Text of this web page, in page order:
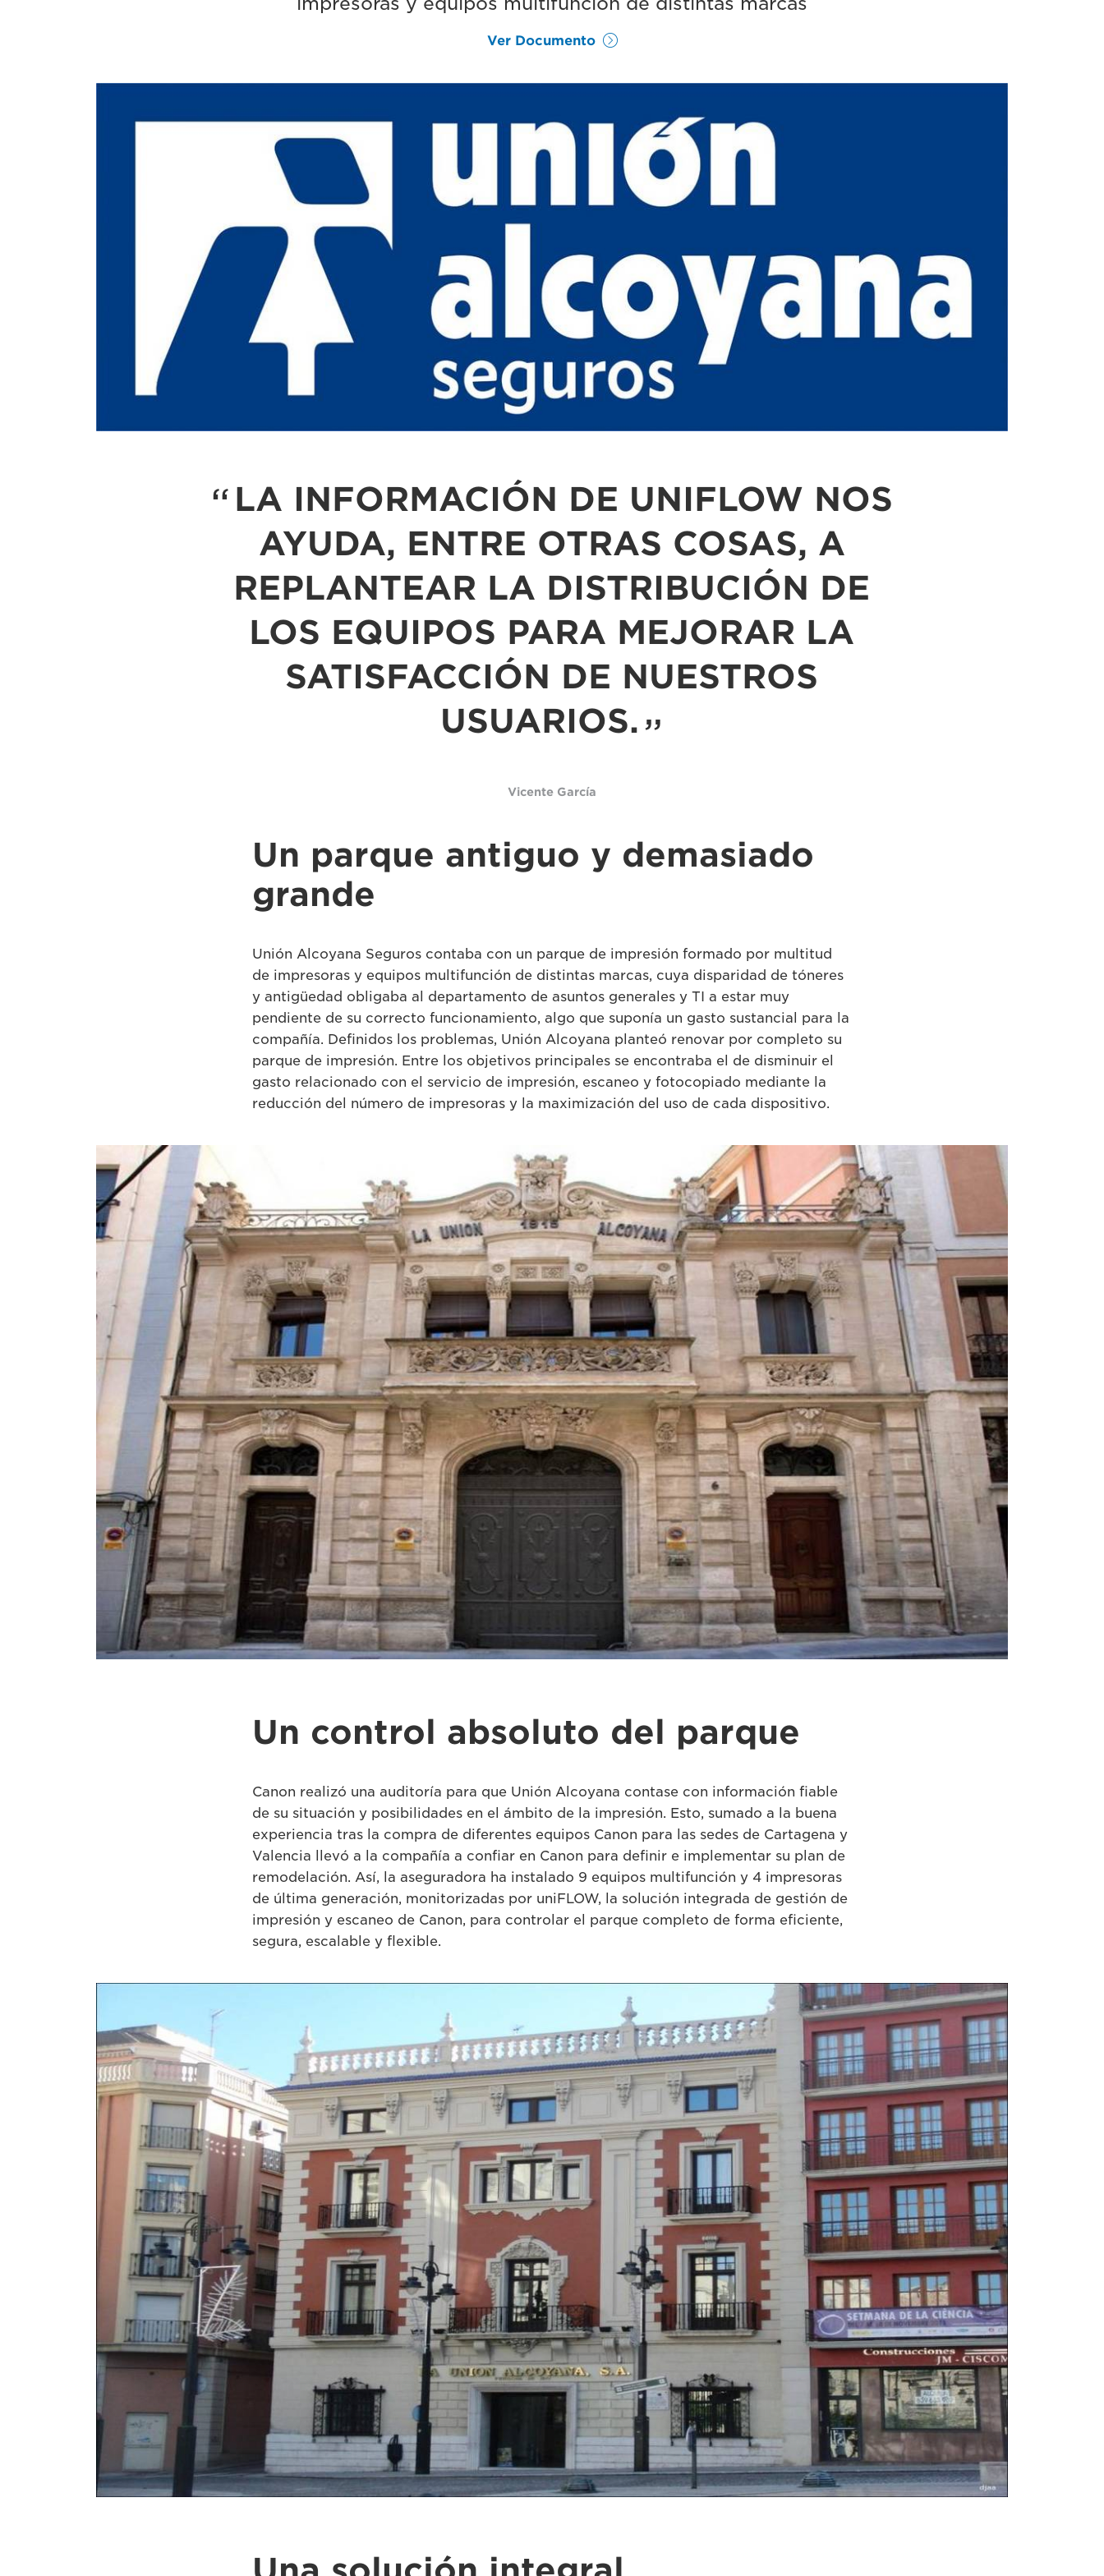
Ver Documento
LA INFORMACIÓN DE UNIFLOW NOS
AYUDA, ENTRE OTRAS COSAS, A
REPLANTEAR LA DISTRIBUCIÓN DE
LOS EQUIPOS PARA MEJORAR LA
SATISFACCIÓN DE NUESTROS
USUARIOS.
Vicente García
Un parque antiguo y demasiado
grande
Unión Alcoyana Seguros contaba con un parque de impresión formado por multitud
de impresoras y equipos multifunción de distintas marcas, cuya disparidad de tóneres
y antigüedad obligaba al departamento de asuntos generales y TI a estar muy
pendiente de su correcto funcionamiento, algo que suponía un gasto sustancial para la
compañía. Definidos los problemas, Unión Alcoyana planteó renovar por completo su
parque de impresión. Entre los objetivos principales se encontraba el de disminuir el
gasto relacionado con el servicio de impresión, escaneo y fotocopiado mediante la
reducción del número de impresoras y la maximización del uso de cada dispositivo.
Un control absoluto del parque
Canon realizó una auditoría para que Unión Alcoyana contase con información fiable
de su situación y posibilidades en el ámbito de la impresión. Esto, sumado a la buena
experiencia tras la compra de diferentes equipos Canon para las sedes de Cartagena y
Valencia llevó a la compañía a confiar en Canon para definir e implementar su plan de
remodelación. Así, la aseguradora ha instalado 9 equipos multifunción y 4 impresoras
de última generación, monitorizadas por uniFLOW, la solución integrada de gestión de
impresión y escaneo de Canon, para controlar el parque completo de forma eficiente,
segura, escalable y flexible.